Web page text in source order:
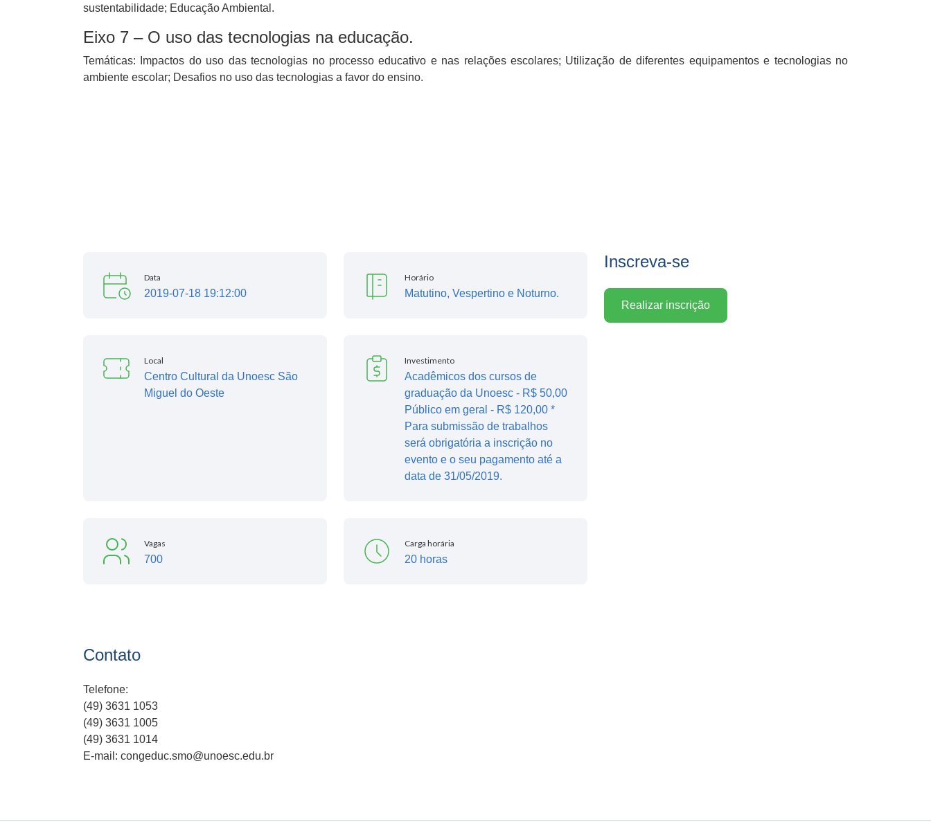
sustentabilidade; Educação Ambiental.
Eixo 7 – O uso das tecnologias na educação.
Temáticas: Impactos do uso das tecnologias no processo educativo e nas relações escolares; Utilização de diferentes equipamentos e tecnologias no
ambiente escolar; Desafios no uso das tecnologias a favor do ensino.
Data
2019-07-18 19:12:00
Horário
Matutino, Vespertino e Noturno.
Local
Centro Cultural da Unoesc São
Miguel do Oeste
Investimento
Acadêmicos dos cursos de
graduação da Unoesc - R$ 50,00
Público em geral - R$ 120,00 *
Para submissão de trabalhos
será obrigatória a inscrição no
evento e o seu pagamento até a
data de 31/05/2019.
Vagas
700
Carga horária
20 horas
Inscreva-se
Realizar inscrição
Contato
Telefone:
(49) 3631 1053
(49) 3631 1005
(49) 3631 1014
E-mail: congeduc.smo@unoesc.edu.br